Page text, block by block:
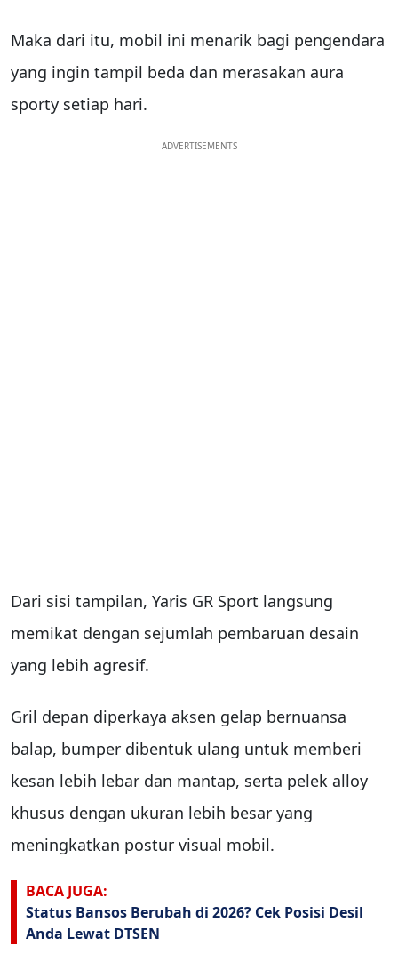
Maka dari itu, mobil ini menarik bagi pengendara
yang ingin tampil beda dan merasakan aura
sporty setiap hari.
ADVERTISEMENTS
Dari sisi tampilan, Yaris GR Sport langsung
memikat dengan sejumlah pembaruan desain
yang lebih agresif.
Gril depan diperkaya aksen gelap bernuansa
balap, bumper dibentuk ulang untuk memberi
kesan lebih lebar dan mantap, serta pelek alloy
khusus dengan ukuran lebih besar yang
meningkatkan postur visual mobil.
BACA JUGA:
Status Bansos Berubah di 2026? Cek Posisi Desil
Anda Lewat DTSEN